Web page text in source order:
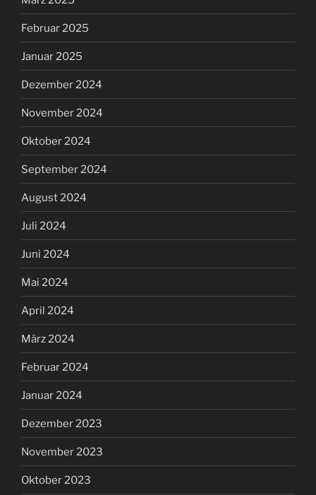
Februar 2025
Januar 2025
Dezember 2024
November 2024
Oktober 2024
September 2024
August 2024
Juli 2024
Juni 2024
Mai 2024
April 2024
März 2024
Februar 2024
Januar 2024
Dezember 2023
November 2023
Oktober 2023